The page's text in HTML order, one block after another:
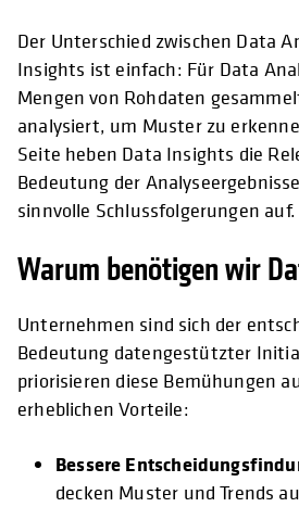
Der Unterschied zwischen Data
Insights ist einfach: Für Data
Mengen von Rohdaten
analysiert, um Muster zu
Seite heben Data Insights die
Bedeutung der
sinnvolle Schlussfolgerungen auf.
Warum benötigen wir
Unternehmen sind sich der
Bedeutung datengestützter
priorisieren diese Bemühungen
erheblichen Vorteile:
Bessere
decken Muster und Trends